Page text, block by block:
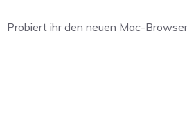
Probiert ihr den neuen Mac-